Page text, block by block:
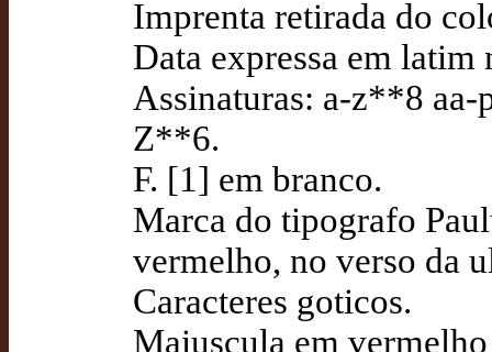
Imprenta retirada do
Data expressa em latim
Assinaturas: a-z**8
Z**6.
F. [1] em branco.
Marca do tipografo
vermelho, no verso da
Caracteres goticos.
Maiuscula em